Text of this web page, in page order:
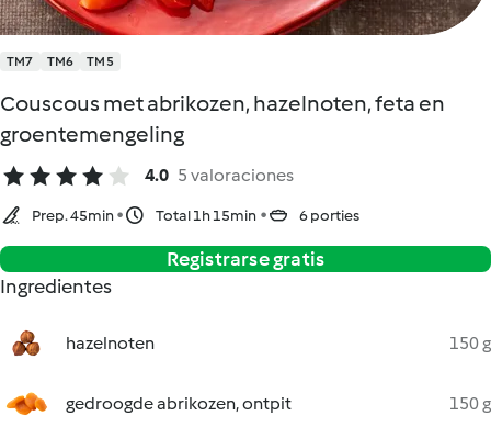
TM7 TM6 TM5
Couscous met abrikozen, hazelnoten, feta en
groentemengeling
4.0 5 valoraciones
Prep. 45min Total 1h 15min 6 porties
Registrarse gratis
Ingredientes
hazelnoten 150 g
gedroogde abrikozen, ontpit 150 g